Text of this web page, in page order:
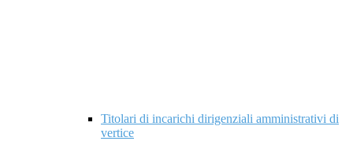
Titolari di incarichi dirigenziali amministrativi di
vertice